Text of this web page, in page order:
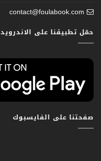
contact@foulabook.com
حمّل تطبيقنا على الاندرويد
صفحتنا على الفايسبوك